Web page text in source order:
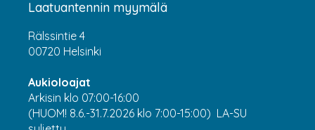
Laatuantennin myymälä
Rälssintie 4
00720 Helsinki
Aukioloajat
Arkisin klo 07:00-16:00
(HUOM! 8.6.-31.7.2026 klo 7:00-15:00) LA-SU